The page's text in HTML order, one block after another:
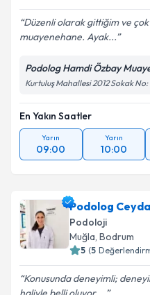
Düzenli olarak gittiğim ve çok
muayenehane. Ayak...
Podolog Hamdi Özbay
Kurtuluş Mahallesi 2012 Sokak No:
En Yakın Saatler
Yarın
09:00
Yarın
10:00
Podolog
Podoloji
Muğla, Bodrum
5 (5
Konusunda deneyimli;